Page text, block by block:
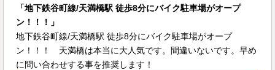
「地下鉄谷町線/天満橋駅 徒歩8分にバイク駐車場がオープ
ン！！！」
地下鉄谷町線/天満橋駅 徒歩8分にバイク駐車場がオープ
ン！！！ 天満橋は本当に大人気です。間違いないです。早め
に問い合わせする事を推奨します！